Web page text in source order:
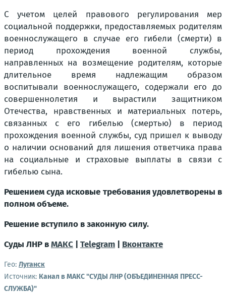
С учетом целей правового регулирования мер
социальной поддержки, предоставляемых родителям
военнослужащего в случае его гибели (смерти) в
период прохождения военной службы,
направленных на возмещение родителям, которые
длительное время надлежащим образом
воспитывали военнослужащего, содержали его до
совершеннолетия и вырастили защитником
Отечества, нравственных и материальных потерь,
связанных с его гибелью (смертью) в период
прохождения военной службы, суд пришел к выводу
о наличии оснований для лишения ответчика права
на социальные и страховые выплаты в связи с
гибелью сына.
Решением суда исковые требования удовлетворены в
полном объеме.
Решение вступило в законную силу.
Суды ЛНР вМАКС Telegram Вконтакте
Гео: Луганск
Источник: Канал в МАКС "СУДЫ ЛНР (ОБЪЕДИНЕННАЯ ПРЕСС-
СЛУЖБА)"